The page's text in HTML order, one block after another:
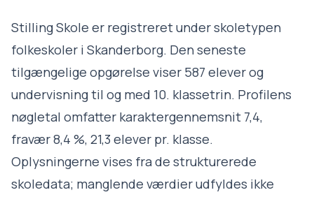
Stilling Skole er registreret under skoletypen
folkeskoler i Skanderborg. Den seneste
tilgængelige opgørelse viser 587 elever og
undervisning til og med 10. klassetrin. Profilens
nøgletal omfatter karaktergennemsnit 7,4,
fravær 8,4 %, 21,3 elever pr. klasse.
Oplysningerne vises fra de strukturerede
skoledata; manglende værdier udfyldes ikke